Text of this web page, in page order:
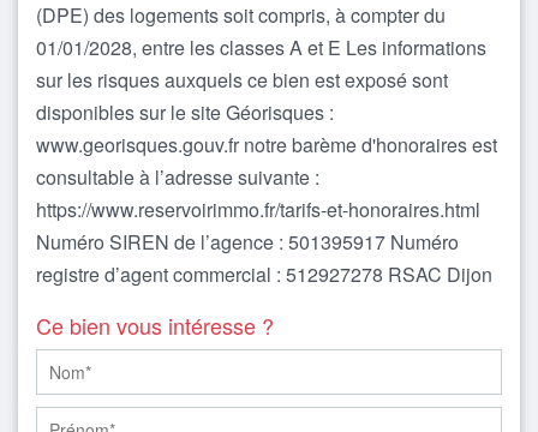
(DPE) des logements soit compris, à compter du
01/01/2028, entre les classes A et E Les informations
sur les risques auxquels ce bien est exposé sont
disponibles sur le site Géorisques :
www.georisques.gouv.fr notre barème d'honoraires est
consultable à l’adresse suivante :
https://www.reservoirimmo.fr/tarifs-et-honoraires.html
Numéro SIREN de l’agence : 501395917 Numéro
registre d’agent commercial : 512927278 RSAC Dijon
Ce bien vous intéresse ?